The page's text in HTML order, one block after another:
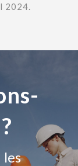
2024.
les